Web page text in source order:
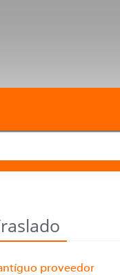
proveedor